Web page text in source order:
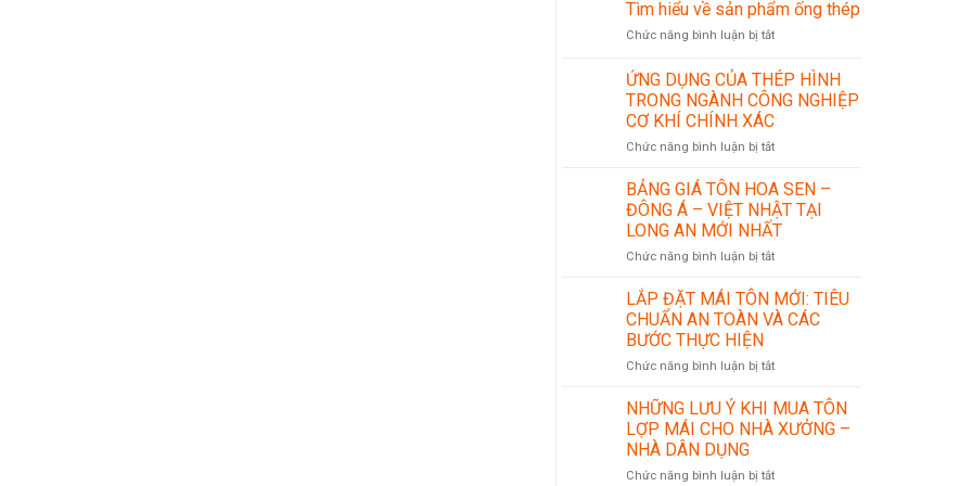
Tìm hiểu về sản phẩm ống thép
Chức năng bình luận bị tắtở
hiểu
về
sản
phẩm
ống
ỨNG DỤNG CỦA THÉP HÌNH
TRONG NGÀNH CÔNG NGHIỆP
CƠ KHÍ CHÍNH XÁC
Chức năng bình luận bị tắtở
DỤNG
CỦA
THÉP
HÌNH
TRONG
CÔNG
NGHIỆP
CƠ
CHÍNH
BẢNG GIÁ TÔN HOA SEN –
ĐÔNG Á – VIỆT NHẬT TẠI
LONG AN MỚI NHẤT
Chức năng bình luận bị tắtở
GIÁ
TÔN
HOA
–
Á
–
VIỆT
TẠI
LẮP ĐẶT MÁI TÔN MỚI: TIÊU
CHUẨN AN TOÀN VÀ CÁC
BƯỚC THỰC HIỆN
Chức năng bình luận bị tắtở
ĐẶT
MÁI
TÔN
TIÊU
NHỮNG LƯU Ý KHI MUA TÔN
LỢP MÁI CHO NHÀ XƯỞNG –
NHÀ DÂN DỤNG
Chức năng bình luận bị tắtở